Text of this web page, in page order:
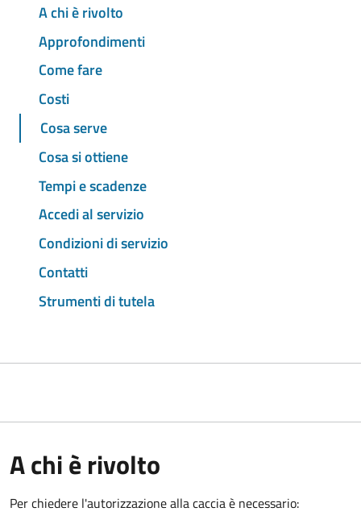
A chi è rivolto
Approfondimenti
Come fare
Costi
Cosa serve
Cosa si ottiene
Tempi e scadenze
Accedi al servizio
Condizioni di servizio
Contatti
Strumenti di tutela
A chi è rivolto
Per chiedere l'autorizzazione alla caccia è necessario: